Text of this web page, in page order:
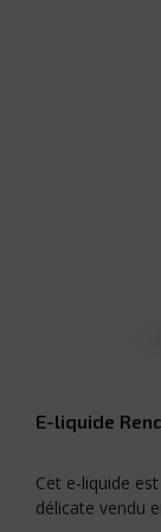
E-liquide
Cet e-liquide
délicate vendu